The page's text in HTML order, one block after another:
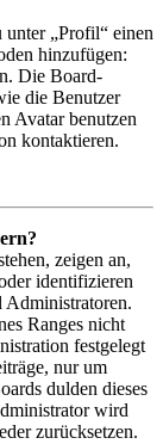
„Profil“ einen
hinzufügen:
Die Board-
die Benutzer
Avatar benutzen
kontaktieren.
zeigen an,
identifizieren
Administratoren.
Ranges nicht
festgelegt
nur um
dulden dieses
wird
zurücksetzen.